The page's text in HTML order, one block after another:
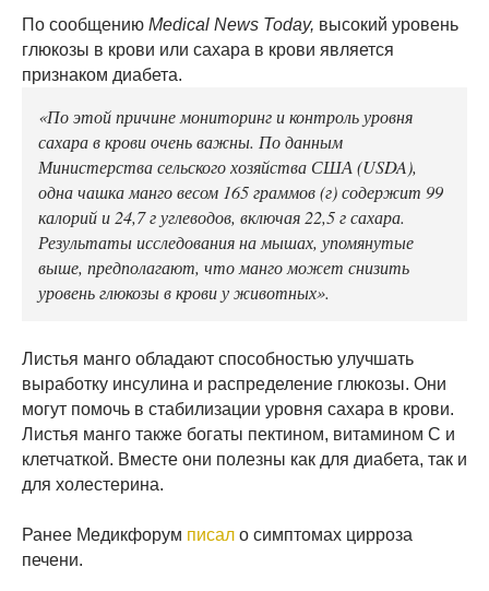
По сообщению Medical News Today, высокий уровень
глюкозы в крови или сахара в крови является
признаком диабета.
«По этой причине мониторинг и контроль уровня
сахара в крови очень важны. По данным
Министерства сельского хозяйства США (USDA),
одна чашка манго весом 165 граммов (г) содержит 99
калорий и 24,7 г углеводов, включая 22,5 г сахара.
Результаты исследования на мышах, упомянутые
выше, предполагают, что манго может снизить
уровень глюкозы в крови у животных».
Листья манго обладают способностью улучшать
выработку инсулина и распределение глюкозы. Они
могут помочь в стабилизации уровня сахара в крови.
Листья манго также богаты пектином, витамином С и
клетчаткой. Вместе они полезны как для диабета, так и
для холестерина.
Ранее Медикфорум писал о симптомах цирроза
печени.